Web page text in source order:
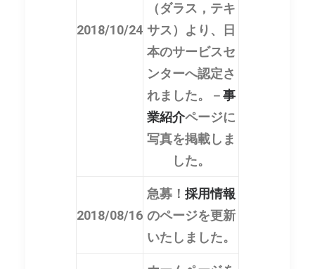
2018/10/24
（ダラス，テキ
サス）より、日
本のサービスセ
ンターへ認定さ
れました。－事
業紹介ページに
写真を掲載しま
した。
2018/08/16
急募！ 採用情報
のページを更新
いたしました。